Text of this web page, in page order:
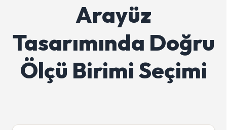
Arayüz
Tasarımında Doğru
Ölçü Birimi Seçimi